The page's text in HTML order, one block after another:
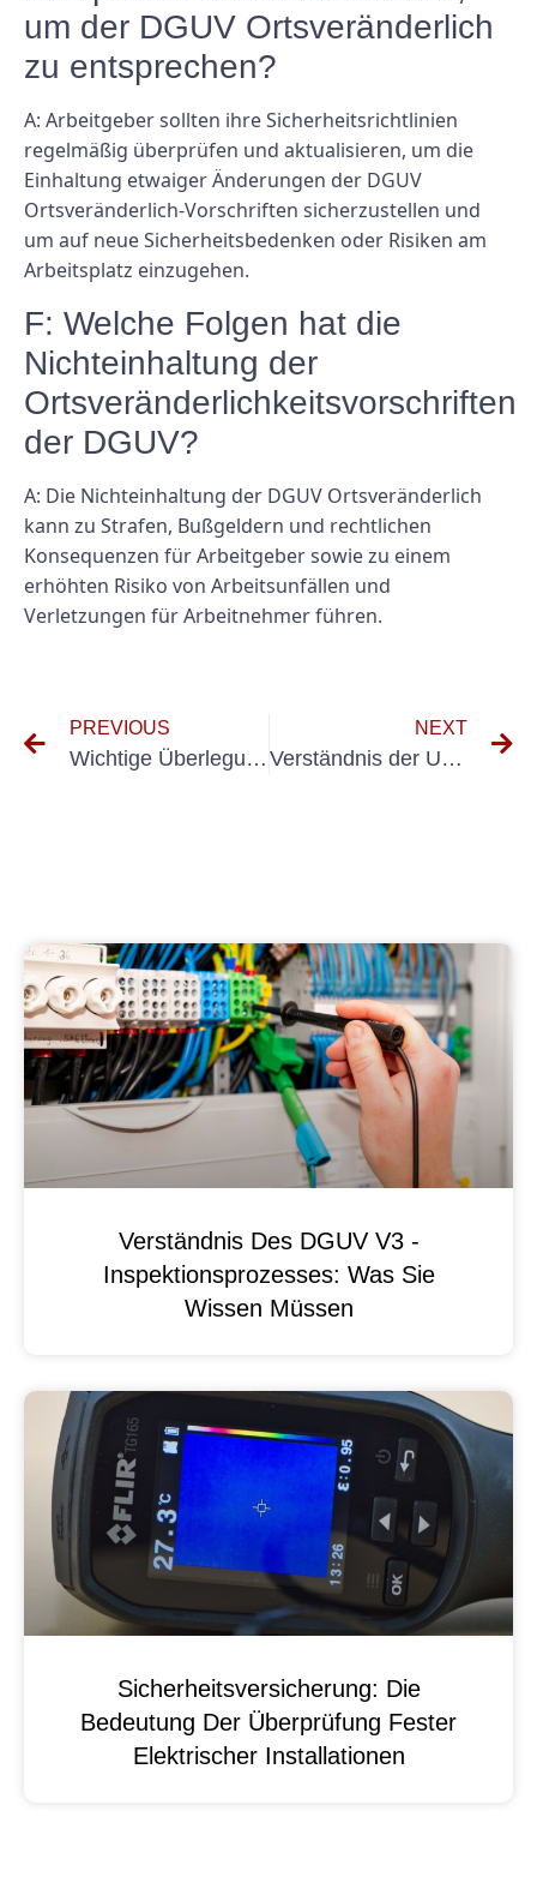
um der DGUV Ortsveränderlich
zu entsprechen?
A: Arbeitgeber sollten ihre Sicherheitsrichtlinien
regelmäßig überprüfen und aktualisieren, um die
Einhaltung etwaiger Änderungen der DGUV
Ortsveränderlich-Vorschriften sicherzustellen und
um auf neue Sicherheitsbedenken oder Risiken am
Arbeitsplatz einzugehen.
F: Welche Folgen hat die
Nichteinhaltung der
Ortsveränderlichkeitsvorschriften
der DGUV?
A: Die Nichteinhaltung der DGUV Ortsveränderlich
kann zu Strafen, Bußgeldern und rechtlichen
Konsequenzen für Arbeitgeber sowie zu einem
erhöhten Risiko von Arbeitsunfällen und
Verletzungen für Arbeitnehmer führen.
PREVIOUS
Wichtige Überlegungen zur Planung und Durchführung der UVV-Prüfung auf ortsfesten Anlagen
NEXT
Verständnis der UVV-Prüfungsanforderungen für Neufahrzeuge
Verständnis Des DGUV V3 -
Inspektionsprozesses: Was Sie
Wissen Müssen
Sicherheitsversicherung: Die
Bedeutung Der Überprüfung Fester
Elektrischer Installationen